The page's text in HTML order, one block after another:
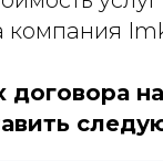
компания
договора